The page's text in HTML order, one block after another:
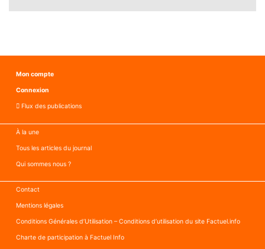
Mon compte
Connexion
Flux des publications
À la une
Tous les articles du journal
Qui sommes nous ?
Contact
Mentions légales
Conditions Générales d’Utilisation – Conditions d’utilisation du site Factuel.info
Charte de participation à Factuel Info